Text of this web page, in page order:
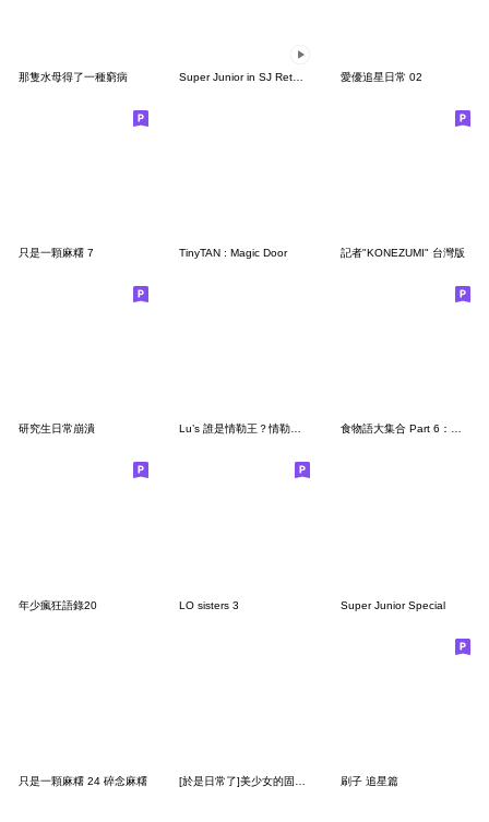
那隻水母得了一種窮病 愛優追星日常 02
只是一顆麻糬 7 TinyTAN : Magic Door 記者"KONEZUMI" 台灣版
研究生日常崩潰 Lu’s 誰是情勒王？情勒日常貼圖 食物語大集合 Part 6：年菜上架
年少瘋狂語錄20 LO sisters 3 Super Junior Special
只是一顆麻糬 24 碎念麻糬 刷子 追星篇